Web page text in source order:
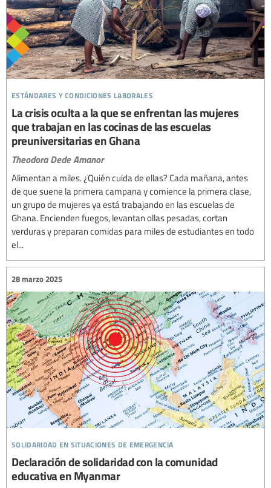
estándares y condiciones laborales
La crisis oculta a la que se enfrentan las mujeres
que trabajan en las cocinas de las escuelas
preuniversitarias en Ghana
Theodora Dede Amanor
Alimentan a miles. ¿Quién cuida de ellas? Cada mañana, antes
de que suene la primera campana y comience la primera clase,
un grupo de mujeres ya está trabajando en las escuelas de
Ghana. Encienden fuegos, levantan ollas pesadas, cortan
verduras y preparan comidas para miles de estudiantes en todo
el...
solidaridad en situaciones de emergencia
28 marzo 2025
Declaración de solidaridad con la comunidad
educativa en Myanmar